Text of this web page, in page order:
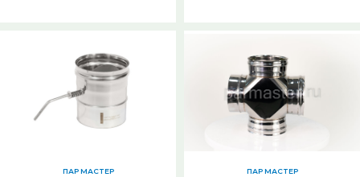
ПАР МАСТЕР ПАР МАСТЕР